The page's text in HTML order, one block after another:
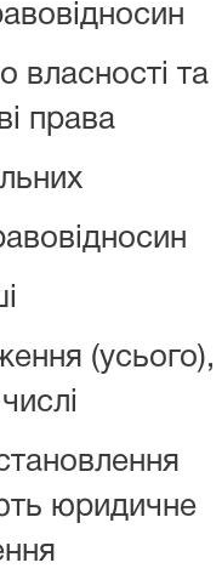
власності та
права
(усього),
юридичне